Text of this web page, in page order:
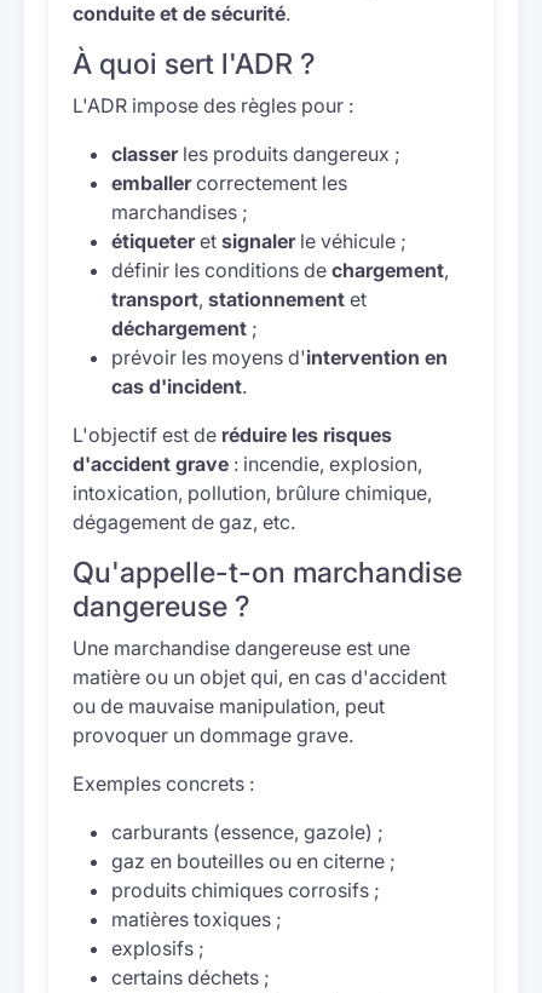
conduite et de sécurité.
À quoi sert l'ADR ?
L'ADR impose des règles pour :
classerles produits dangereux ;
emballercorrectement les
marchandises ;
étiqueteret signalerle véhicule ;
définir les conditions de chargement,
transport, stationnement et
déchargement ;
prévoir les moyens d'intervention en
cas d'incident.
L'objectif est de réduire les risques
d'accident grave : incendie, explosion,
intoxication, pollution, brûlure chimique,
dégagement de gaz, etc.
Qu'appelle-t-on marchandise
dangereuse ?
Une marchandise dangereuse est une
matière ou un objet qui, en cas d'accident
ou de mauvaise manipulation, peut
provoquer un dommage grave.
Exemples concrets :
carburants (essence, gazole) ;
gaz en bouteilles ou en citerne ;
produits chimiques corrosifs ;
matières toxiques ;
explosifs ;
certains déchets ;